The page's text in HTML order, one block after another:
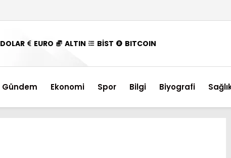
DOLAR EURO ALTIN BİST BITCOIN
Gündem Ekonomi Spor Bilgi Biyografi